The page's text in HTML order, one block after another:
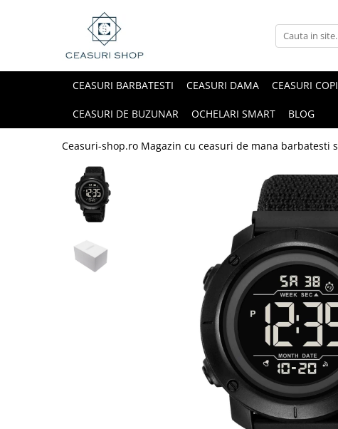
CEASURI BARBATESTI CEASURI DAMA CEASURI
CEASURI DE BUZUNAR OCHELARI SMART BLOG
Ceasuri-shop.ro Magazin cu ceasuri de mana barbatesti